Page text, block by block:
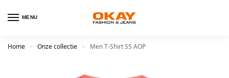
MENU
Home > Onze collectie > Men T-Shirt SS AOP